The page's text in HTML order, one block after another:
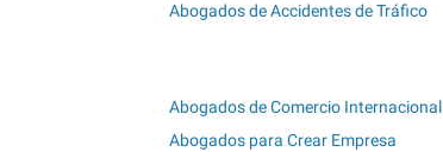
Abogados de Accidentes de Tráfico
Abogados de Comercio Internacional
Abogados para Crear Empresa